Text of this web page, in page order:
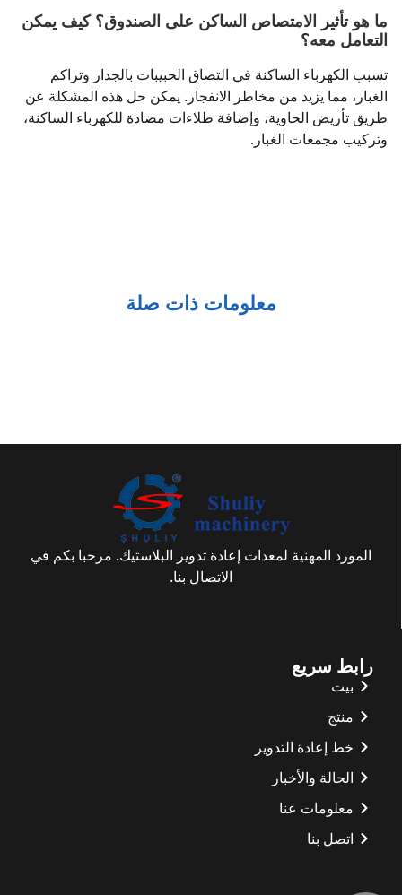
ما هو تأثير الامتصاص الساكن على الصندوق؟ كيف يمكن
التعامل معه؟
تسبب الكهرباء الساكنة في التصاق الحبيبات بالجدار وتراكم
الغبار، مما يزيد من مخاطر الانفجار. يمكن حل هذه المشكلة عن
طريق تأريض الحاوية، وإضافة طلاءات مضادة للكهرباء الساكنة،
وتركيب مجمعات الغبار.
معلومات ذات صلة
المورد المهنية لمعدات إعادة تدوير البلاستيك. مرحبا بكم في
الاتصال بنا.
رابط سريع
بيت
منتج
خط إعادة التدوير
الحالة والأخبار
معلومات عنا
اتصل بنا